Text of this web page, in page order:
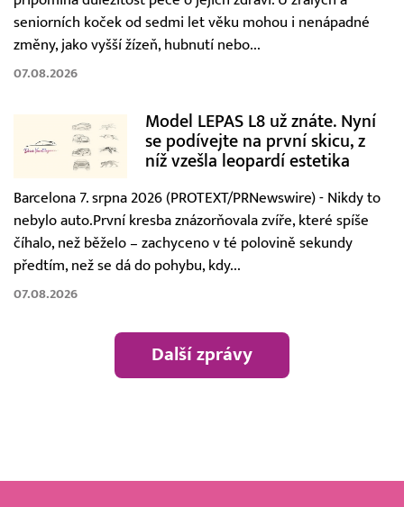
seniorních koček od sedmi let věku mohou i nenápadné
změny, jako vyšší žízeň, hubnutí nebo...
07.08.2026
Model LEPAS L8 už znáte. Nyní
se podívejte na první skicu, z
níž vzešla leopardí estetika
Barcelona 7. srpna 2026 (PROTEXT/PRNewswire) - Nikdy to
nebylo auto.První kresba znázorňovala zvíře, které spíše
číhalo, než běželo – zachyceno v té polovině sekundy
předtím, než se dá do pohybu, kdy...
07.08.2026
Další zprávy